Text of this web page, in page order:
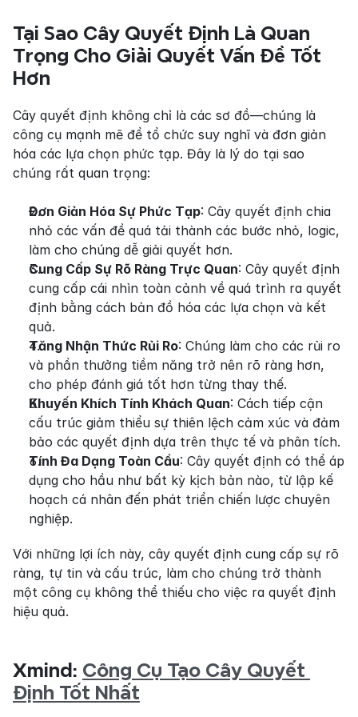
Tại Sao Cây Quyết Định Là Quan
Trọng Cho Giải Quyết Vấn Đề Tốt
Hơn
Cây quyết định không chỉ là các sơ đồ—chúng là
công cụ mạnh mẽ để tổ chức suy nghĩ và đơn giản
hóa các lựa chọn phức tạp. Đây là lý do tại sao
chúng rất quan trọng:
Đơn Giản Hóa Sự Phức Tạp: Cây quyết định chia
nhỏ các vấn đề quá tải thành các bước nhỏ, logic,
làm cho chúng dễ giải quyết hơn.
Cung Cấp Sự Rõ Ràng Trực Quan: Cây quyết định
cung cấp cái nhìn toàn cảnh về quá trình ra quyết
định bằng cách bản đồ hóa các lựa chọn và kết
quả.
Tăng Nhận Thức Rủi Ro: Chúng làm cho các rủi ro
và phần thưởng tiềm năng trở nên rõ ràng hơn,
cho phép đánh giá tốt hơn từng thay thế.
Khuyến Khích Tính Khách Quan: Cách tiếp cận
cấu trúc giảm thiểu sự thiên lệch cảm xúc và đảm
bảo các quyết định dựa trên thực tế và phân tích.
Tính Đa Dạng Toàn Cầu: Cây quyết định có thể áp
dụng cho hầu như bất kỳ kịch bản nào, từ lập kế
hoạch cá nhân đến phát triển chiến lược chuyên
nghiệp.
Với những lợi ích này, cây quyết định cung cấp sự rõ
ràng, tự tin và cấu trúc, làm cho chúng trở thành
một công cụ không thể thiếu cho việc ra quyết định
hiệu quả.
Xmind: Công Cụ Tạo Cây Quyết
Định Tốt Nhất